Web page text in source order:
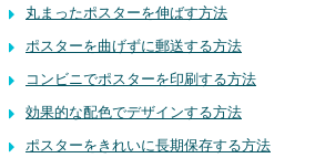
丸まったポスターを伸ばす方法
ポスターを曲げずに郵送する方法
コンビニでポスターを印刷する方法
効果的な配色でデザインする方法
ポスターをきれいに長期保存する方法